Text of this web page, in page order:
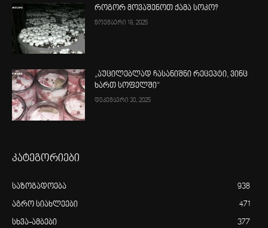
როგორ მოვაშენოთ ქამა სოკო?
ნოემბერი 18, 2025
„აუცილებლად ჩასანიშნი რეცეპტი, ვინც
ხართ სოფელში“
დეკემბერი 30, 2025
კატეგორიები
საზოგადოება 938
აგრო სიახლეები 471
სხვა-ამბები 377